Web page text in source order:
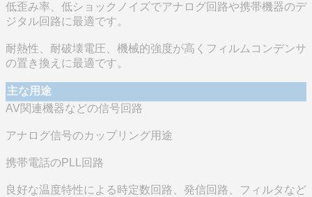
低歪み率、低ショックノイズでアナログ回路や携帯機器のデ
ジタル回路に最適です。
耐熱性、耐破壊電圧、機械的強度が高くフィルムコンデンサ
の置き換えに最適です。
主な用途
AV関連機器などの信号回路
アナログ信号のカップリング用途
携帯電話のPLL回路
良好な温度特性による時定数回路、発信回路、フィルタなど